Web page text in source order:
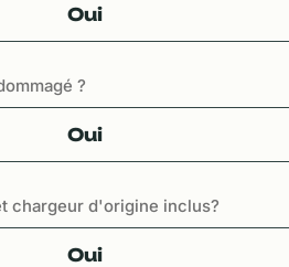
Oui
?
Oui
chargeur d'origine inclus?
Oui